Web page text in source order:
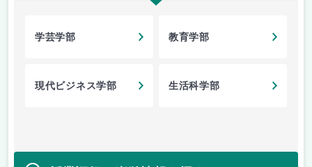
学芸学部 教育学部
現代ビジネス学部 生活科学部